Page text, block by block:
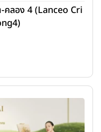
คลอง 4 (Lanceo Cri